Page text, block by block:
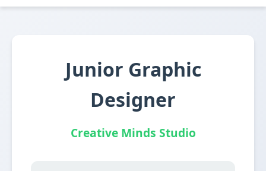
Junior Graphic
Designer
Creative Minds Studio